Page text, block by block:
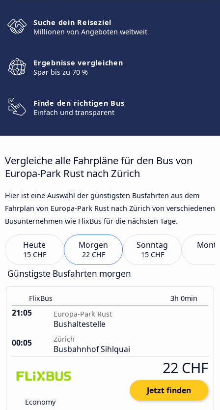
Suche dein Reiseziel
Millionen von Angeboten weltweit
Ergebnisse vergleichen
Spar bis zu 70 %
Finde den richtigen Bus
Einfach und transparent
Vergleiche alle Fahrpläne für den Bus von
Europa-Park Rust nach Zürich
Hier ist eine Auswahl der günstigsten Busfahrten aus dem
Fahrplan von Europa-Park Rust nach Zürich von verschiedenen
Busunternehmen wie FlixBus für die nächsten Tage.
Heute
15 CHF
Morgen
22 CHF
Sonntag
15 CHF
Günstigste Busfahrten morgen
FlixBus 3h 0min
21:05 Europa-Park Rust
Bushaltestelle
00:05
Zürich
Busbahnhof Sihlquai
Economy
22 CHF
Jetzt finden